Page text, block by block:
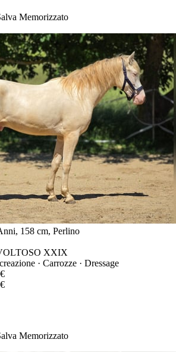
Memorizzato
158 cm, Perlino
XXIX
· Carrozze · Dressage
Memorizzato